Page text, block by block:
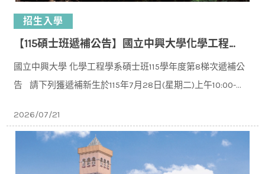
招生入學
【115碩士班遞補公告】國立中興大學化學工程學系碩士班115學年度入學第8梯次遞補公告
國立中興大學 化學工程學系碩士班115學年度第8梯次遞補公
告 請下列獲遞補新⽣於115年7⽉28⽇(星期二)上午10:00-
2026/07/21